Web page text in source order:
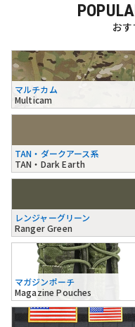
お
マルチカム
Multicam
TAN・ダークアース系
TAN・Dark Earth
レンジャーグリーン
Ranger Green
マガジンポーチ
Magazine Pouches